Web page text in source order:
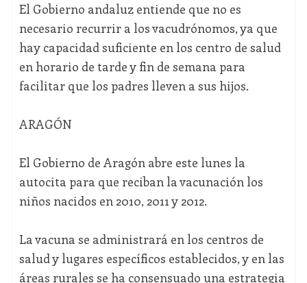
El Gobierno andaluz entiende que no es
necesario recurrir a los vacudrónomos, ya que
hay capacidad suficiente en los centro de salud
en horario de tarde y fin de semana para
facilitar que los padres lleven a sus hijos.
ARAGÓN
El Gobierno de Aragón abre este lunes la
autocita para que reciban la vacunación los
niños nacidos en 2010, 2011 y 2012.
La vacuna se administrará en los centros de
salud y lugares específicos establecidos, y en las
áreas rurales se ha consensuado una estrategia